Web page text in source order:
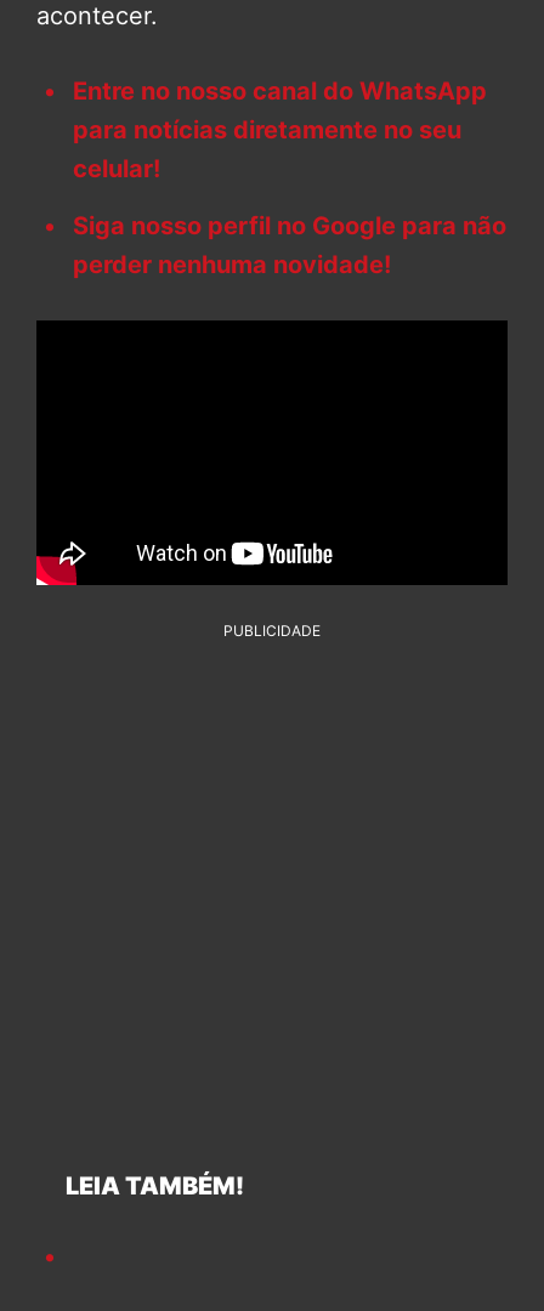
acontecer.
Entre no nosso canal do WhatsApp
para notícias diretamente no seu
celular!
Siga nosso perfil no Google para não
perder nenhuma novidade!
PUBLICIDADE
LEIA TAMBÉM!